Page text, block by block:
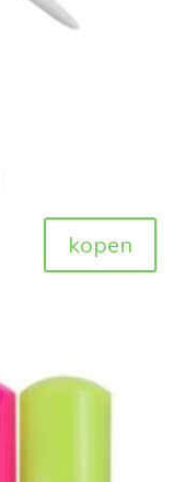
kopen